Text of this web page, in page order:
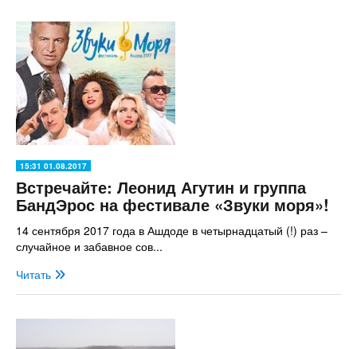
15:31 01.08.2017
Встречайте: Леонид Агутин и группа
БандЭрос на фестивале «Звуки моря»!
14 сентября 2017 года в Ашдоде в четырнадцатый (!) раз –
случайное и забавное сов...
Читать